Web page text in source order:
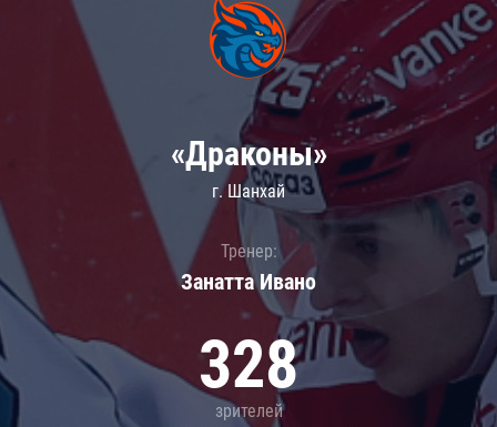
«Драконы»
г. Шанхай
Тренер:
Занатта Иванo
328
зрителей